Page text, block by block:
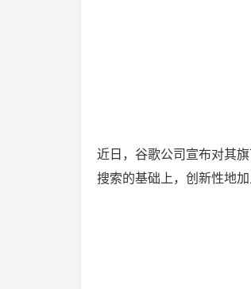
近日，谷歌公司宣布对其
搜索的基础上，创新性地